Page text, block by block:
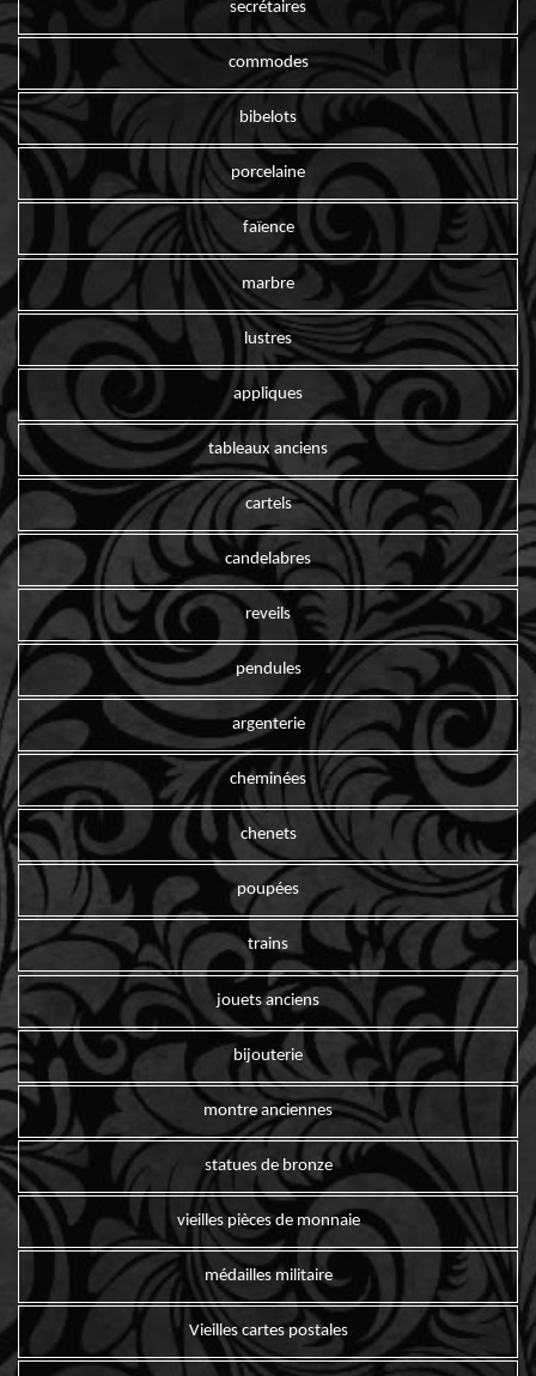
secrétaires
commodes
bibelots
porcelaine
faïence
marbre
lustres
appliques
tableaux anciens
cartels
candelabres
reveils
pendules
argenterie
cheminées
chenets
poupées
trains
jouets anciens
bijouterie
montre anciennes
statues de bronze
vieilles pièces de monnaie
médailles militaire
Vieilles cartes postales